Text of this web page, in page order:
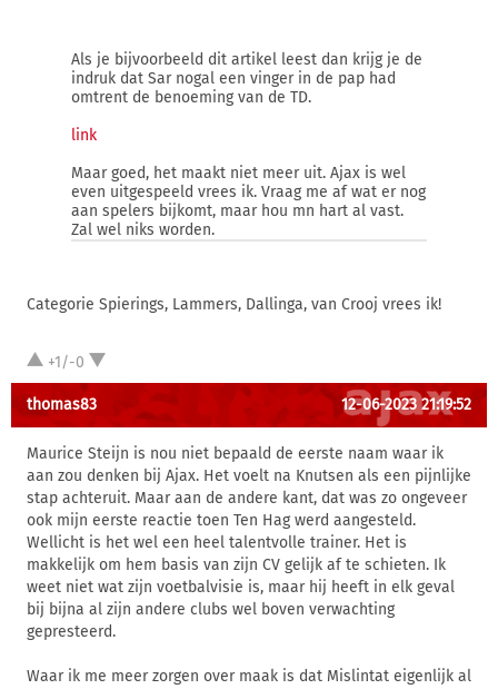
Als je bijvoorbeeld dit artikel leest dan krijg je de
indruk dat Sar nogal een vinger in de pap had
omtrent de benoeming van de TD.
link
Maar goed, het maakt niet meer uit. Ajax is wel
even uitgespeeld vrees ik. Vraag me af wat er nog
aan spelers bijkomt, maar hou mn hart al vast.
Zal wel niks worden.
Categorie Spierings, Lammers, Dallinga, van Crooj vrees ik!
+1/-0
thomas83 12-06-2023 21:19:52
Maurice Steijn is nou niet bepaald de eerste naam waar ik
aan zou denken bij Ajax. Het voelt na Knutsen als een pijnlijke
stap achteruit. Maar aan de andere kant, dat was zo ongeveer
ook mijn eerste reactie toen Ten Hag werd aangesteld.
Wellicht is het wel een heel talentvolle trainer. Het is
makkelijk om hem basis van zijn CV gelijk af te schieten. Ik
weet niet wat zijn voetbalvisie is, maar hij heeft in elk geval
bij bijna al zijn andere clubs wel boven verwachting
gepresteerd.
Waar ik me meer zorgen over maak is dat Mislintat eigenlijk al